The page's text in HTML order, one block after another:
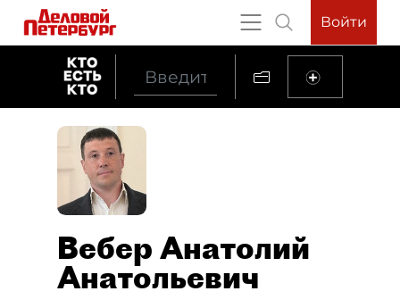
Войти
Вебер Анатолий
Анатольевич